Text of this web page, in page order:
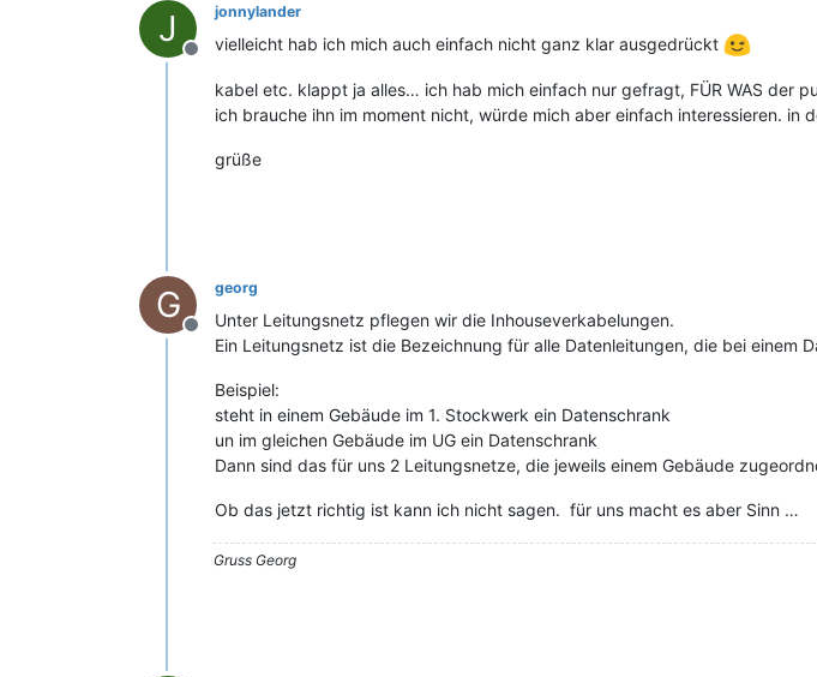
J
Offline
jonnylander
vielleicht hab ich mich auch einfach nicht ganz klar ausgedrückt
kabel etc. klappt ja alles… ich hab mich einfach nur gefragt, FÜR WAS der
ich brauche ihn im moment nicht, würde mich aber einfach interessieren. in
grüße
G
Offline
georg
Unter Leitungsnetz pflegen wir die Inhouseverkabelungen.
Ein Leitungsnetz ist die Bezeichnung für alle Datenleitungen, die bei einem
Beispiel:
steht in einem Gebäude im 1. Stockwerk ein Datenschrank
un im gleichen Gebäude im UG ein Datenschrank
Dann sind das für uns 2 Leitungsnetze, die jeweils einem Gebäude
Ob das jetzt richtig ist kann ich nicht sagen. für uns macht es aber Sinn …
Gruss Georg